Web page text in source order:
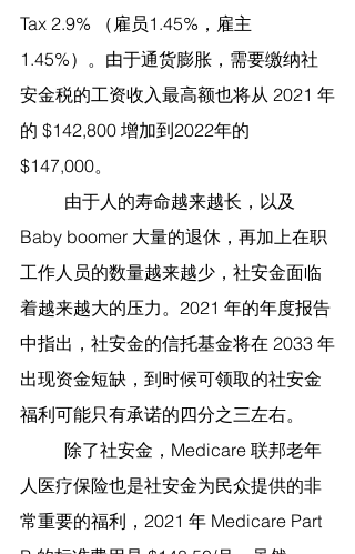
Tax 2.9% （雇员1.45%，雇主
1.45%）。由于通货膨胀，需要缴纳社
安金税的工资收入最高额也将从 2021 年
的 $142,800 增加到2022年的
$147,000。
Baby boomer 大量的退休，再加上在职
工作人员的数量越来越少，社安金面临
着越来越大的压力。2021 年的年度报告
中指出，社安金的信托基金将在 2033 年
出现资金短缺，到时候可领取的社安金
福利可能只有承诺的四分之三左右。
人医疗保险也是社安金为民众提供的非
常重要的福利，2021 年 Medicare Part